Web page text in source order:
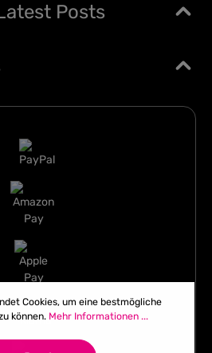
Posts
Cookies, um eine bestmögliche
können. Mehr Informationen ...